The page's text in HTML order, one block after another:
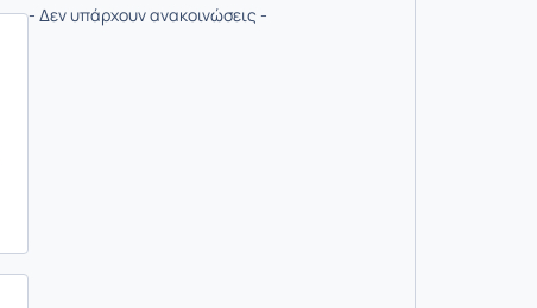
- Δεν υπάρχουν ανακοινώσεις -